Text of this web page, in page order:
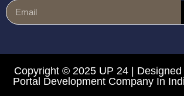
Copyright © 2025 UP 24 | Designed
Portal Development Company In